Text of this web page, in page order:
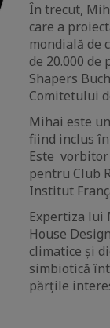
În trecut,
care a
mondială de
de 20.000 de
Shapers
Comitetului
Mihai este
fiind inclus în
Este vorbitor
pentru Club
Institut
Expertiza lui
House
climatice și
simbiotică
părțile